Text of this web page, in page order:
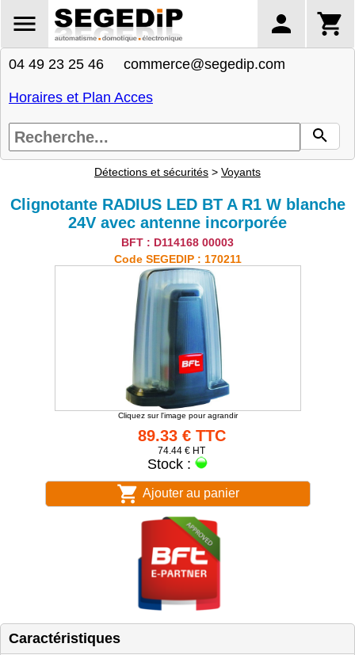
04 49 23 25 46 commerce@segedip.com
Horaires et Plan Acces
Détections et sécurités > Voyants
Clignotante RADIUS LED BT A R1 W blanche
24V avec antenne incorporée
BFT : D114168 00003
Code SEGEDIP : 170211
Cliquez sur l'image pour agrandir
89.33 € TTC
74.44 € HT
Stock :
Ajouter au panier
Caractéristiques